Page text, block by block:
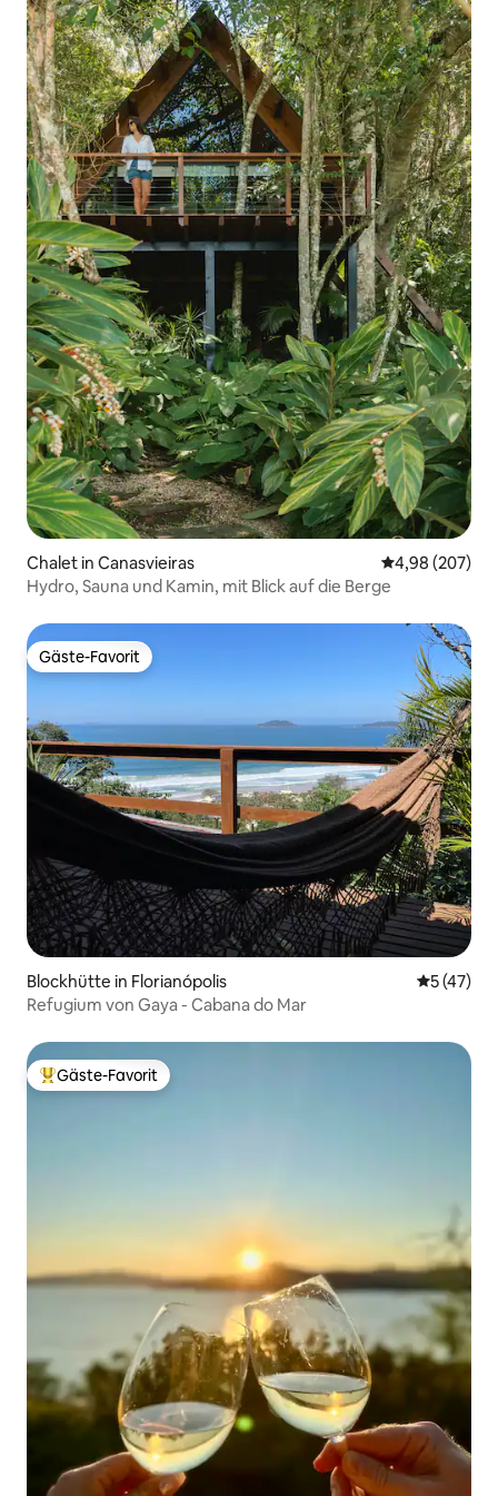
Chalet in Canasvieiras
4,98 (207)
Hydro, Sauna und Kamin, mit Blick auf die Berge
Gäste-Favorit
Gäste-Favorit
Blockhütte in Florianópolis
5 (47)
Refugium von Gaya - Cabana do Mar
Beliebter Gäste-Favorit.
Gäste-Favorit